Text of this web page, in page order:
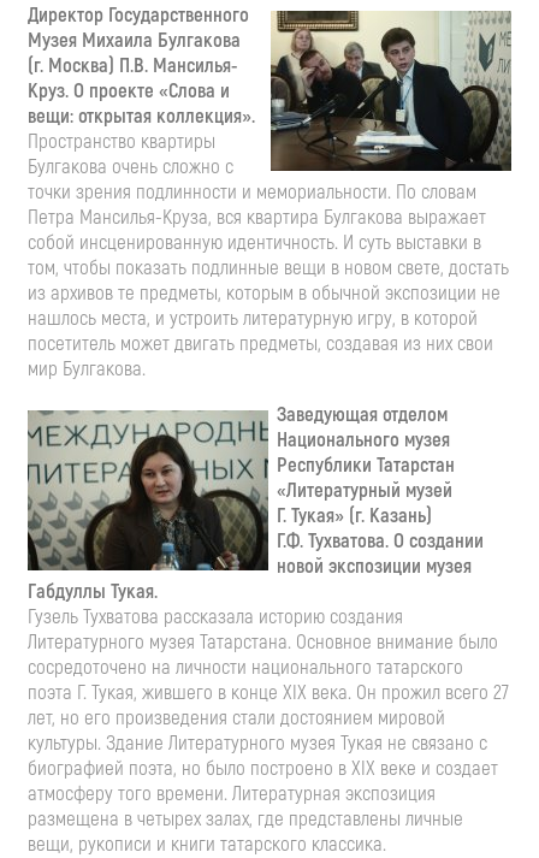
Директор Государственного
Музея Михаила Булгакова
(г. Москва) П.В. Мансилья-
Круз. О проекте «Слова и
вещи: открытая коллекция».
Пространство квартиры
Булгакова очень сложно с
точки зрения подлинности и мемориальности. По словам
Петра Мансилья-Круза, вся квартира Булгакова выражает
собой инсценированную идентичность. И суть выставки в
том, чтобы показать подлинные вещи в новом свете, достать
из архивов те предметы, которым в обычной экспозиции не
нашлось места, и устроить литературную игру, в которой
посетитель может двигать предметы, создавая из них свои
мир Булгакова.
Заведующая отделом
Национального музея
Республики Татарстан
«Литературный музей
Г. Тукая» (г. Казань)
Г.Ф. Тухватова. О создании
новой экспозиции музея
Габдуллы Тукая.
Гузель Тухватова рассказала историю создания
Литературного музея Татарстана. Основное внимание было
сосредоточено на личности национального татарского
поэта Г. Тукая, жившего в конце XIX века. Он прожил всего 27
лет, но его произведения стали достоянием мировой
культуры. Здание Литературного музея Тукая не связано с
биографией поэта, но было построено в XIX веке и создает
атмосферу того времени. Литературная экспозиция
размещена в четырех залах, где представлены личные
вещи, рукописи и книги татарского классика.